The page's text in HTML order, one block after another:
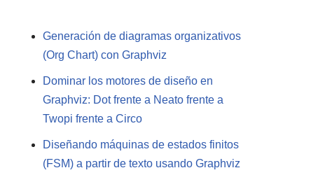
Generación de diagramas organizativos
(Org Chart) con Graphviz
Dominar los motores de diseño en
Graphviz: Dot frente a Neato frente a
Twopi frente a Circo
Diseñando máquinas de estados finitos
(FSM) a partir de texto usando Graphviz